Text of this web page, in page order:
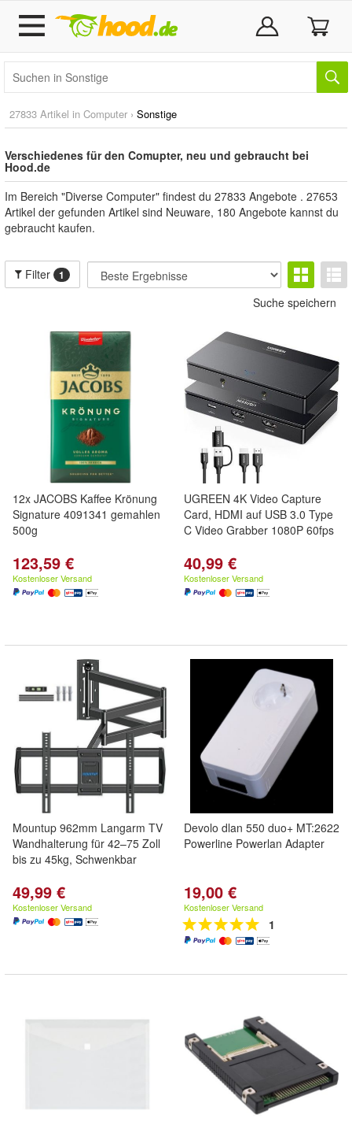
27833 Artikel in Computer › Sonstige
Verschiedenes für den Comupter, neu und gebraucht bei
Hood.de
Im Bereich "Diverse Computer" findest du 27833 Angebote . 27653
Artikel der gefunden Artikel sind Neuware, 180 Angebote kannst du
gebraucht kaufen.
Filter 1
Suche speichern
12x JACOBS Kaffee Krönung
Signature 4091341 gemahlen
500g
123,59 €
Kostenloser Versand
UGREEN 4K Video Capture
Card, HDMI auf USB 3.0 Type
C Video Grabber 1080P 60fps
40,99 €
Kostenloser Versand
Mountup 962mm Langarm TV
Wandhalterung für 42–75 Zoll
bis zu 45kg, Schwenkbar
49,99 €
Kostenloser Versand
Devolo dlan 550 duo+ MT:2622
Powerline Powerlan Adapter
19,00 €
Kostenloser Versand
1